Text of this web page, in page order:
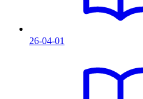
26-04-01